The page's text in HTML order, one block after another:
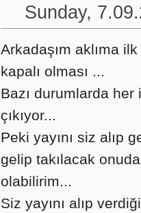
Sunday,
Arkadaşım aklıma
kapalı olması ...
Bazı durumlarda
çıkıyor...
Peki yayını siz alıp
gelip takılacak
olabilirim...
Siz yayını alıp